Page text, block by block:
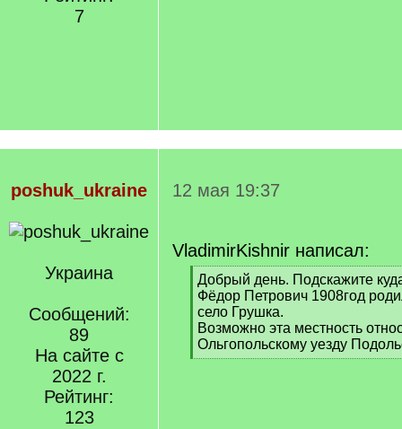
7
poshuk_ukraine
Украина
Сообщений:
89
На сайте с
2022 г.
Рейтинг:
123
12 мая 19:37
VladimirKishnir написал:
[
q
]
Добрый день. Подскажите
Фёдор Петрович 1908год
село Грушка.
Возможно эта местность
Ольгопольскому уезду
[